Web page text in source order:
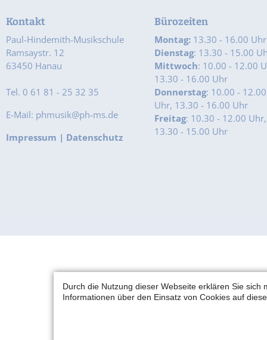
Kontakt
Paul-Hindemith-Musikschule
Ramsaystr. 12
63450 Hanau
Tel. 0 61 81 - 25 32 35
E-Mail: phmusik@ph-ms.de
Impressum | Datenschutz
Bürozeiten
Montag:13.30 - 16.00 Uhr
Dienstag: 13.30 - 15.00
Mittwoch: 10.00 - 12.00
13.30 - 16.00 Uhr
Donnerstag: 10.00 - 12.00
Uhr, 13.30 - 16.00 Uhr
Freitag: 10.30 - 12.00 Uhr,
13.30 - 15.00 Uhr
Durch die Nutzung dieser Webseite erklären Sie
Informationen über den Einsatz von Cookies auf